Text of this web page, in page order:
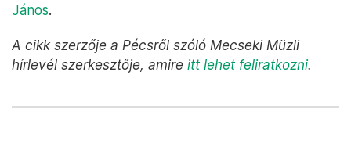
János.
A cikk szerzője a Pécsről szóló Mecseki Müzli
hírlevél szerkesztője, amire itt lehet feliratkozni.